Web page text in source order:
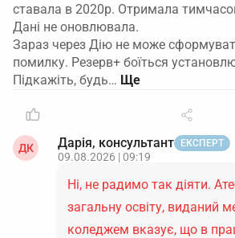
ставала в 2020р. Отримала
Дані не оновлювала.
Зараз через Дію не може
помилку. Резерв+ боїться
Підкажіть, будь…
ДК Дарія, консультант ЕКСПЕРТ
09.08.2026 | 09:19
Ні, не радимо так діяти.
загальну освіту, виданий
коледжем вказує, що в